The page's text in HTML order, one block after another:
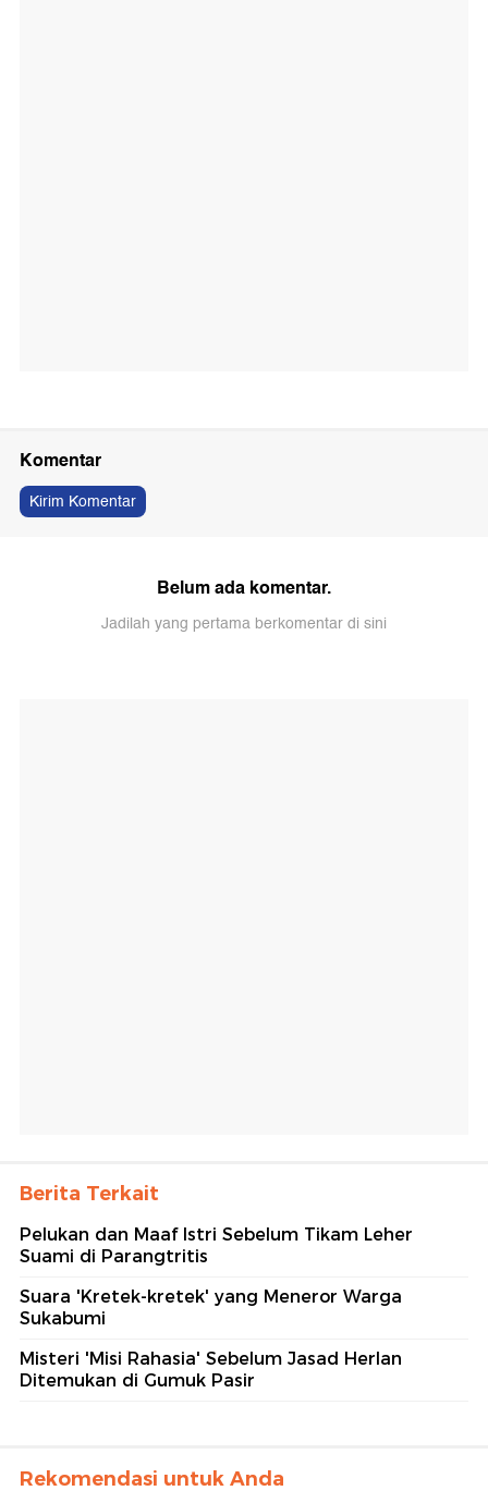
Komentar
Kirim Komentar
Belum ada komentar.
Jadilah yang pertama berkomentar di sini
Berita Terkait
Pelukan dan Maaf Istri Sebelum Tikam Leher
Suami di Parangtritis
Suara 'Kretek-kretek' yang Meneror Warga
Sukabumi
Misteri 'Misi Rahasia' Sebelum Jasad Herlan
Ditemukan di Gumuk Pasir
Rekomendasi untuk Anda